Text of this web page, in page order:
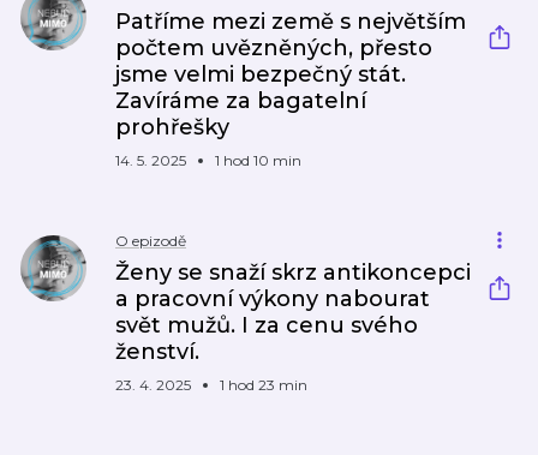
Patříme mezi země s největším
počtem uvězněných, přesto
jsme velmi bezpečný stát.
Zavíráme za bagatelní
prohřešky
14. 5. 2025 1 hod 10 min
O epizodě
Ženy se snaží skrz antikoncepci
a pracovní výkony nabourat
svět mužů. I za cenu svého
ženství.
23. 4. 2025 1 hod 23 min